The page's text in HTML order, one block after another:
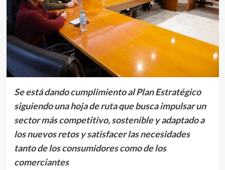
Se está dando cumplimiento al Plan Estratégico
siguiendo una hoja de ruta que busca impulsar un
sector más competitivo, sostenible y adaptado a
los nuevos retos y satisfacer las necesidades
tanto de los consumidores como de los
comerciantes